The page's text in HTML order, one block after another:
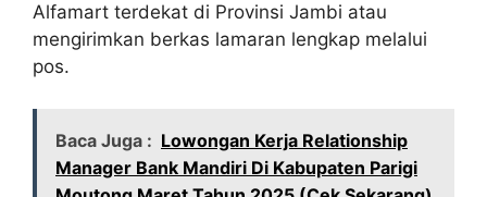
Alfamart terdekat di Provinsi Jambi atau
mengirimkan berkas lamaran lengkap melalui
pos.
Baca Juga : Lowongan Kerja Relationship
Manager Bank Mandiri Di Kabupaten Parigi